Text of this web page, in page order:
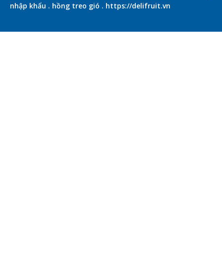
nhập khẩu . hồng treo gió . https://delifruit.vn